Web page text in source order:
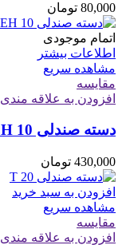
80,000 تومان
اتمام موجودی
اطلاعات بیشتر
مشاهده سریع
مقایسه
افزودن به علاقه مندی
دسته صندلی DASTEH 10
430,000 تومان
افزودن به سبد خرید
مشاهده سریع
مقایسه
افزودن به علاقه مندی